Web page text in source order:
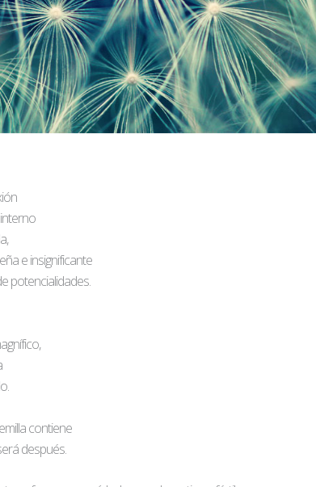
e insignificante
potencialidades.
contiene
después.